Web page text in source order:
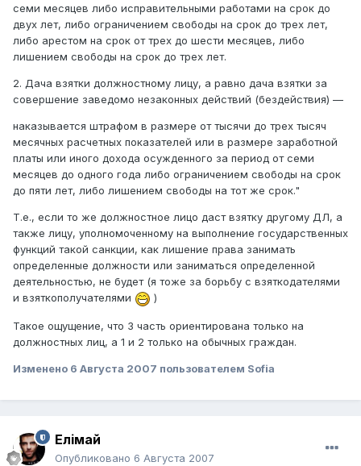
семи месяцев либо исправительными работами на срок до
двух лет, либо ограничением свободы на срок до трех лет,
либо арестом на срок от трех до шести месяцев, либо
лишением свободы на срок до трех лет.
2. Дача взятки должностному лицу, а равно дача взятки за
совершение заведомо незаконных действий (бездействия) —
наказывается штрафом в размере от тысячи до трех тысяч
месячных расчетных показателей или в размере заработной
платы или иного дохода осужденного за период от семи
месяцев до одного года либо ограничением свободы на срок
до пяти лет, либо лишением свободы на тот же срок."
Т.е., если то же должностное лицо даст взятку другому ДЛ, а
также лицу, уполномоченному на выполнение государственных
функций такой санкции, как лишение права занимать
определенные должности или заниматься определенной
деятельностью, не будет (я тоже за борьбу с взяткодателями
и взяткополучателями
)
Такое ощущение, что 3 часть ориентирована только на
должностных лиц, а 1 и 2 только на обычных граждан.
Изменено 6 Августа 2007 пользователем Sofia
Елiмай
Опубликовано 6 Августа 2007